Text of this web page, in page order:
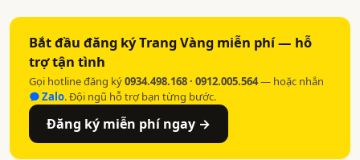
Bắt đầu đăng ký Trang Vàng miễn phí — hỗ
trợ tận tình
Gọi hotline đăng ký0934.498.168 · 0912.005.564— hoặc nhắn
Zalo. Đội ngũ hỗ trợ bạn từng bước.
Đăng ký miễn phí ngay →